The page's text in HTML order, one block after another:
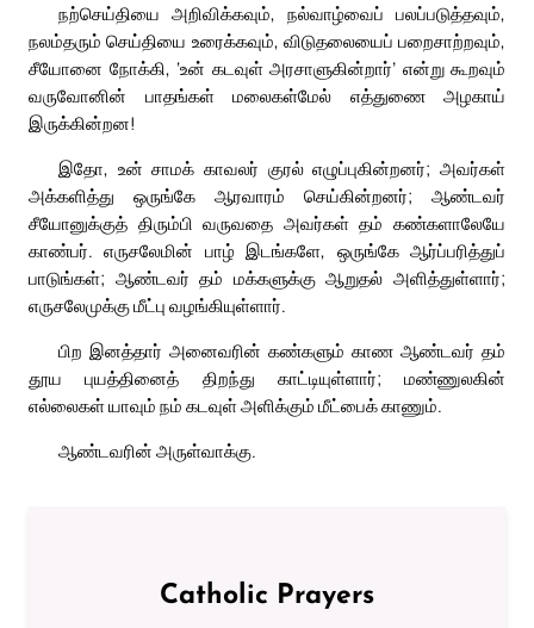
நற்செய்தியை அறிவிக்கவும், நல்வாழ்வைப் பலப்படுத்தவும்,
நலம்தரும் செய்தியை உரைக்கவும், விடுதலையைப் பறைசாற்றவும்,
சீயோனை நோக்கி, ‘உன் கடவுள் அரசாளுகின்றார்’ என்று கூறவும்
வருவோனின் பாதங்கள் மலைகள்மேல் எத்துணை அழகாய்
இருக்கின்றன!
இதோ, உன் சாமக் காவலர் குரல் எழுப்புகின்றனர்; அவர்கள்
அக்களித்து ஒருங்கே ஆரவாரம் செய்கின்றனர்; ஆண்டவர்
சீயோனுக்குத் திரும்பி வருவதை அவர்கள் தம் கண்களாலேயே
காண்பர். எருசலேமின் பாழ் இடங்களே, ஒருங்கே ஆர்ப்பரித்துப்
பாடுங்கள்; ஆண்டவர் தம் மக்களுக்கு ஆறுதல் அளித்துள்ளார்;
எருசலேமுக்கு மீட்பு வழங்கியுள்ளார்.
பிற இனத்தார் அனைவரின் கண்களும் காண ஆண்டவர் தம்
தூய புயத்தினைத் திறந்து காட்டியுள்ளார்; மண்ணுலகின்
எல்லைகள் யாவும் நம் கடவுள் அளிக்கும் மீட்பைக் காணும்.
ஆண்டவரின் அருள்வாக்கு.
Catholic Prayers